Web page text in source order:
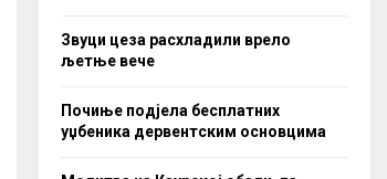
Звуци цеза расхладили врело
љетње вече
Почиње подјела бесплатних
уџбеника дервентским основцима